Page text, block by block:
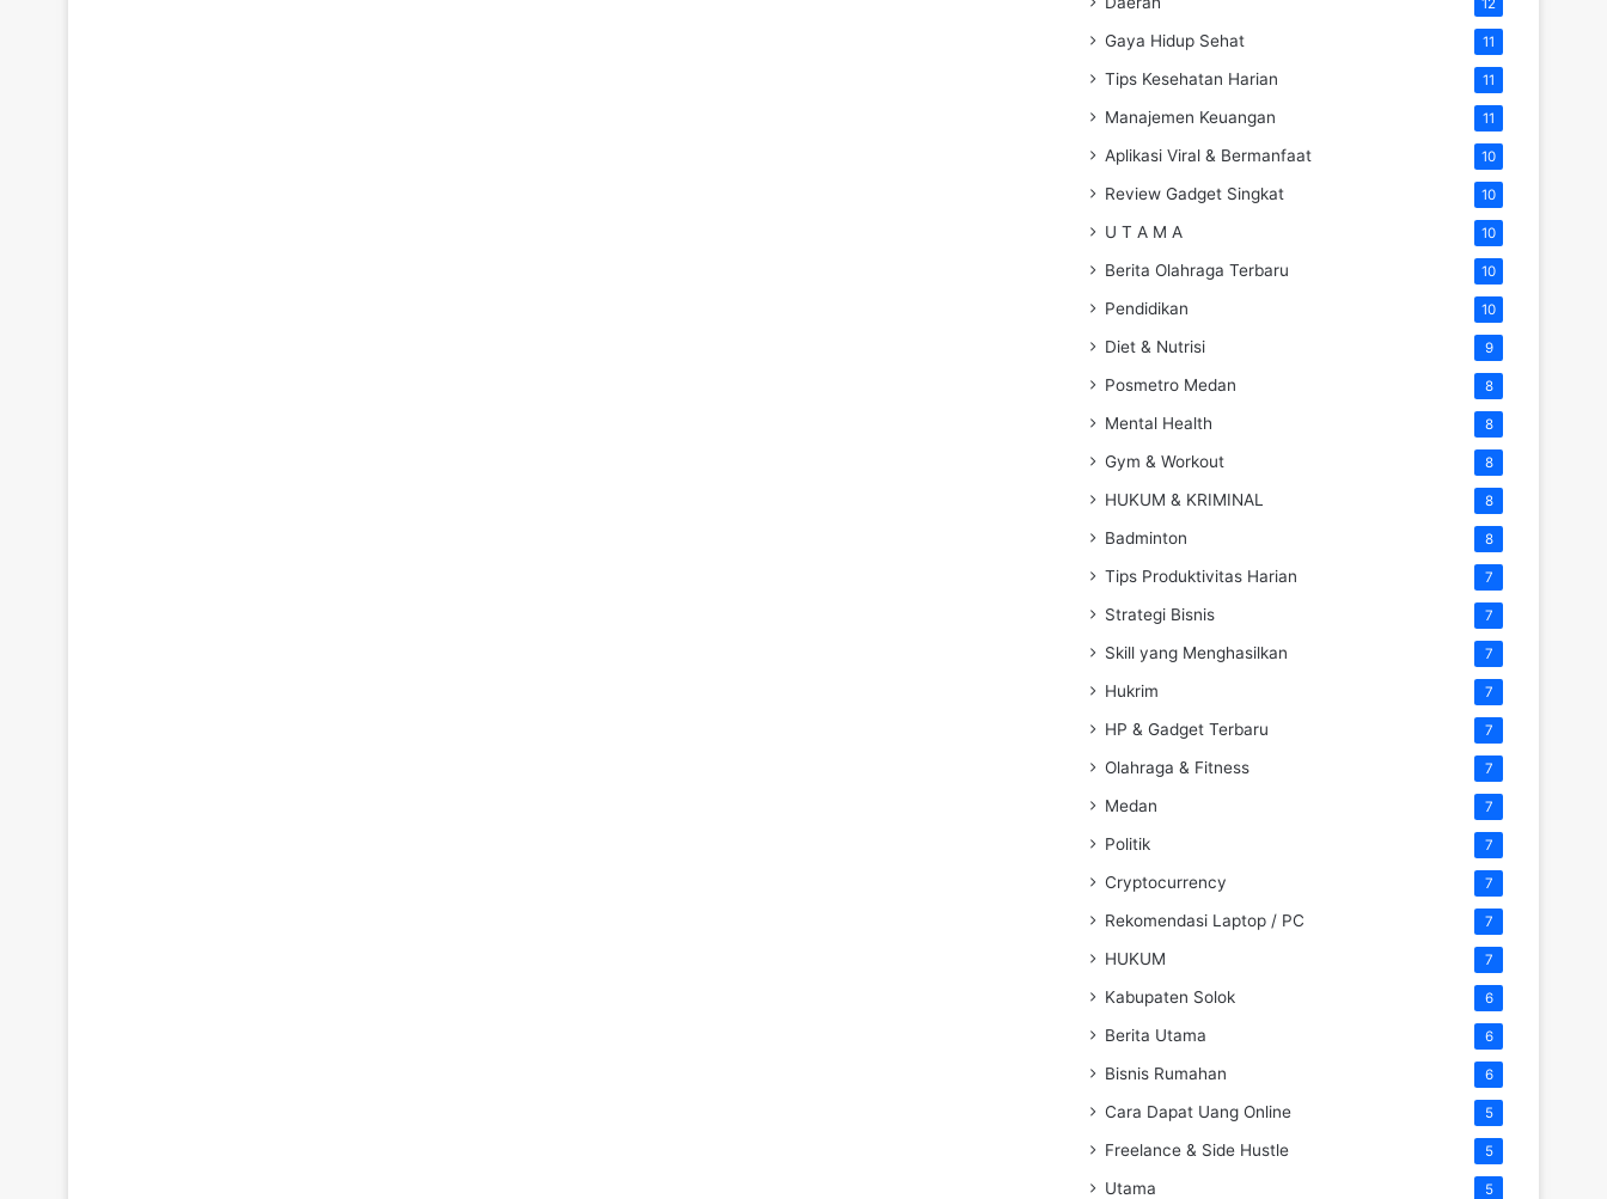
12
Gaya Hidup Sehat 11
Tips Kesehatan Harian 11
Manajemen Keuangan 11
Aplikasi Viral & Bermanfaat 10
Review Gadget Singkat 10
U T A M A 10
Berita Olahraga Terbaru 10
Pendidikan 10
Diet & Nutrisi 9
Posmetro Medan 8
Mental Health 8
Gym & Workout 8
HUKUM & KRIMINAL 8
Badminton 8
Tips Produktivitas Harian 7
Strategi Bisnis 7
Skill yang Menghasilkan 7
Hukrim 7
HP & Gadget Terbaru 7
Olahraga & Fitness 7
Medan 7
Politik 7
Cryptocurrency 7
Rekomendasi Laptop / PC 7
HUKUM 7
Kabupaten Solok 6
Berita Utama 6
Bisnis Rumahan 6
Cara Dapat Uang Online 5
Freelance & Side Hustle 5
Utama 5